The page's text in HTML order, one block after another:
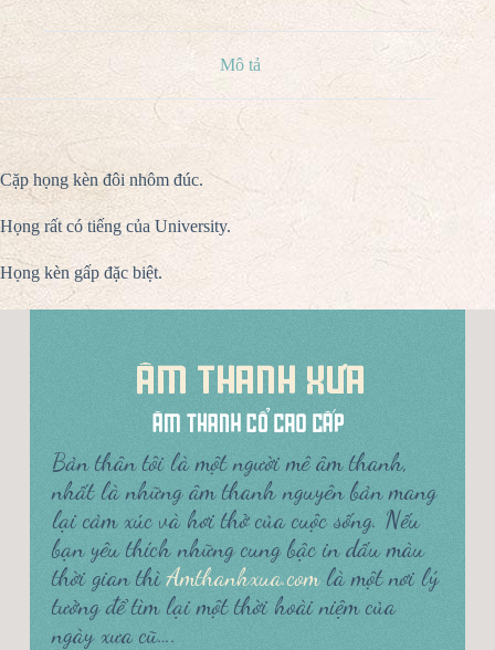
Mô tả
Cặp họng kèn đôi nhôm đúc.
Họng rất có tiếng của University.
Họng kèn gấp đặc biệt.
Bản thân tôi là một người mê âm thanh,
nhất là những âm thanh nguyên bản mang
lại cảm xúc và hơi thở của cuộc sống. Nếu
bạn yêu thích những cung bậc in dấu màu
thời gian thìAmthanhxua.comlà một nơi lý
tưởng để tìm lại một thời hoài niệm của
ngày xưa cũ….